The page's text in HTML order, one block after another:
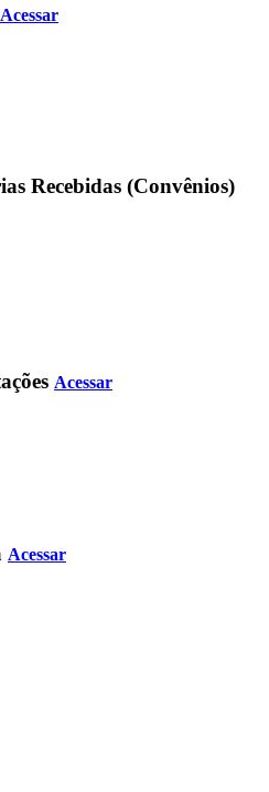
Acessar
Recebidas (Convênios)
Acessar
Acessar